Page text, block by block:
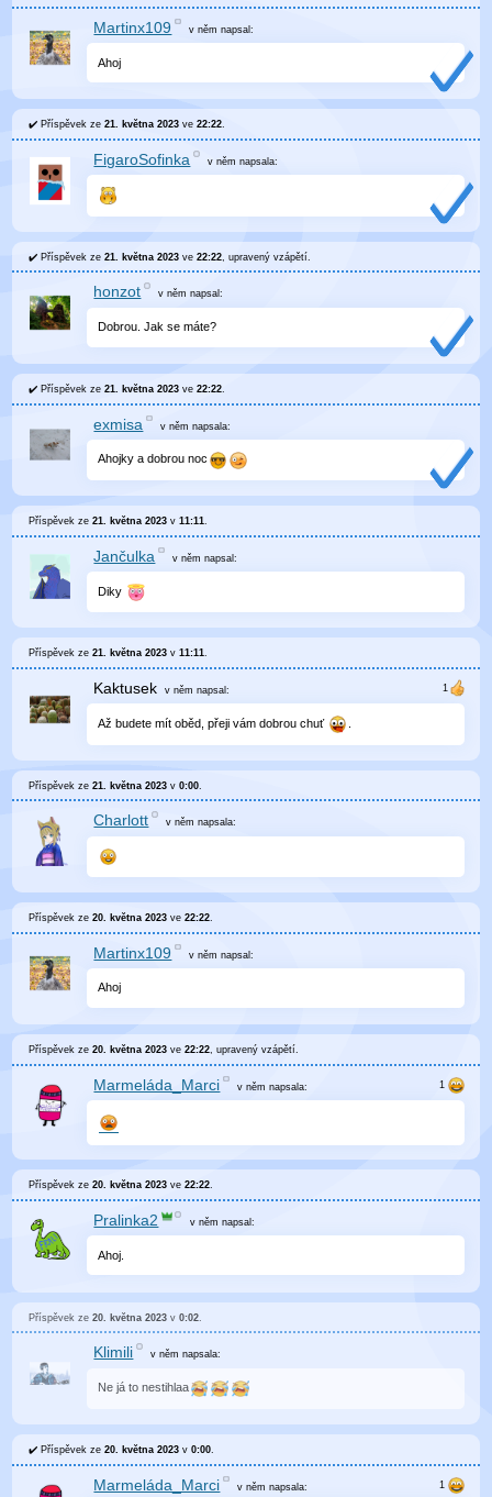
Martinx109 v němnapsal:
Ahoj
Příspěvek ze21. května 2023 ve22:22.
FigaroSofinka v němnapsala:
Příspěvek ze21. května 2023 ve22:22 , upravenývzápětí
honzot v němnapsal:
Dobrou. Jak se máte?
Příspěvek ze21. května 2023 ve22:22
exmisa v němnapsala:
Ahojky a dobrou noc
Příspěvek ze21. května 2023 v11:11.
Jančulka v němnapsal:
Diky
Příspěvek ze21. května 2023 v11:11.
Kaktusek v něm napsal:
Až budete mít oběd, přeji vám dobrou chuť
Příspěvek ze21. května 2023 v0:00
Charlott v němnapsala:
Příspěvek ze20. května 2023 ve22:22
Martinx109 v němnapsal:
Ahoj
Příspěvek ze20. května 2023 ve22:22, upravenývzápětí.
Marmeláda_Marci v němnapsala:
Příspěvek ze20. května 2023 ve22:22.
Pralinka2 v něm napsal:
Ahoj.
Příspěvek ze20. května 2023 v0:02
Klimili v němnapsala:
Ne já to nestihlaa
Příspěvek ze20. května 2023 v0:00
Marmeláda_Marci v němnapsala: